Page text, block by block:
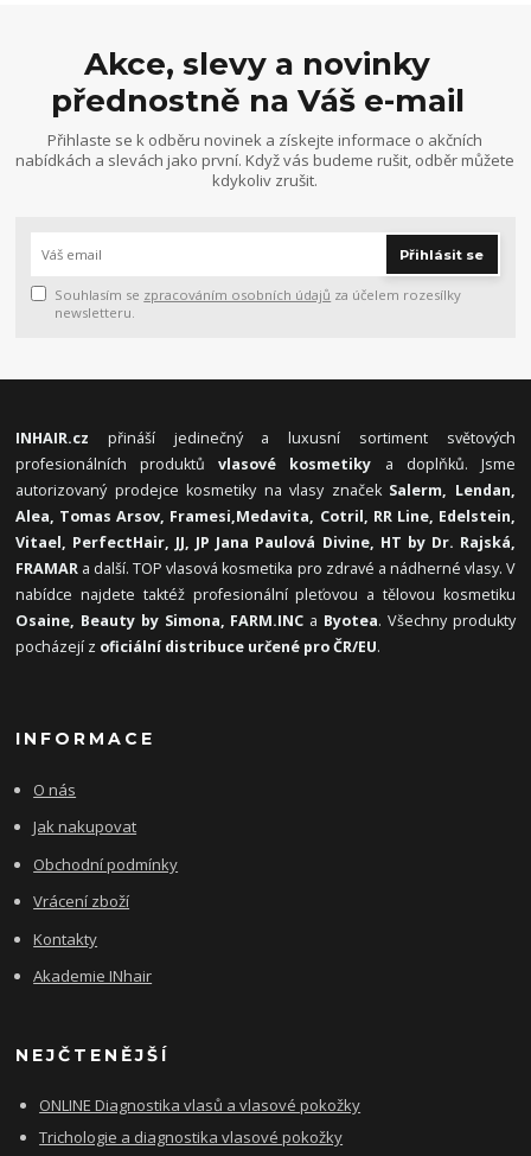
Akce, slevy a novinky
přednostně na Váš e-mail
Přihlaste se k odběru novinek a získejte informace o akčních
nabídkách a slevách jako první. Když vás budeme rušit, odběr můžete
kdykoliv zrušit.
Přihlásit se
Souhlasím se zpracováním osobních údajů za účelem rozesílky
newsletteru.
INHAIR.cz přináší jedinečný a luxusní sortiment světových
profesionálních produktůvlasové kosmetiky a doplňků. Jsme
autorizovaný prodejce kosmetiky na vlasy značek Salerm, Lendan,
Alea, Tomas Arsov, Framesi,Medavita, Cotril, RR Line, Edelstein,
Vitael, PerfectHair, JJ, JP Jana Paulová Divine, HT by Dr. Rajská,
FRAMAR a další. TOP vlasová kosmetika pro zdravé a nádherné vlasy. V
nabídce najdete taktéž profesionální pleťovou a tělovou kosmetiku
Osaine, Beauty by Simona, FARM.INC a Byotea. Všechny produkty
pocházejí z oficiální distribuce určené pro ČR/EU.
INFORMACE
O nás
Jak nakupovat
Obchodní podmínky
Vrácení zboží
Kontakty
Akademie INhair
NEJČTENĚJŠÍ
ONLINE Diagnostika vlasů a vlasové pokožky
Trichologie a diagnostika vlasové pokožky